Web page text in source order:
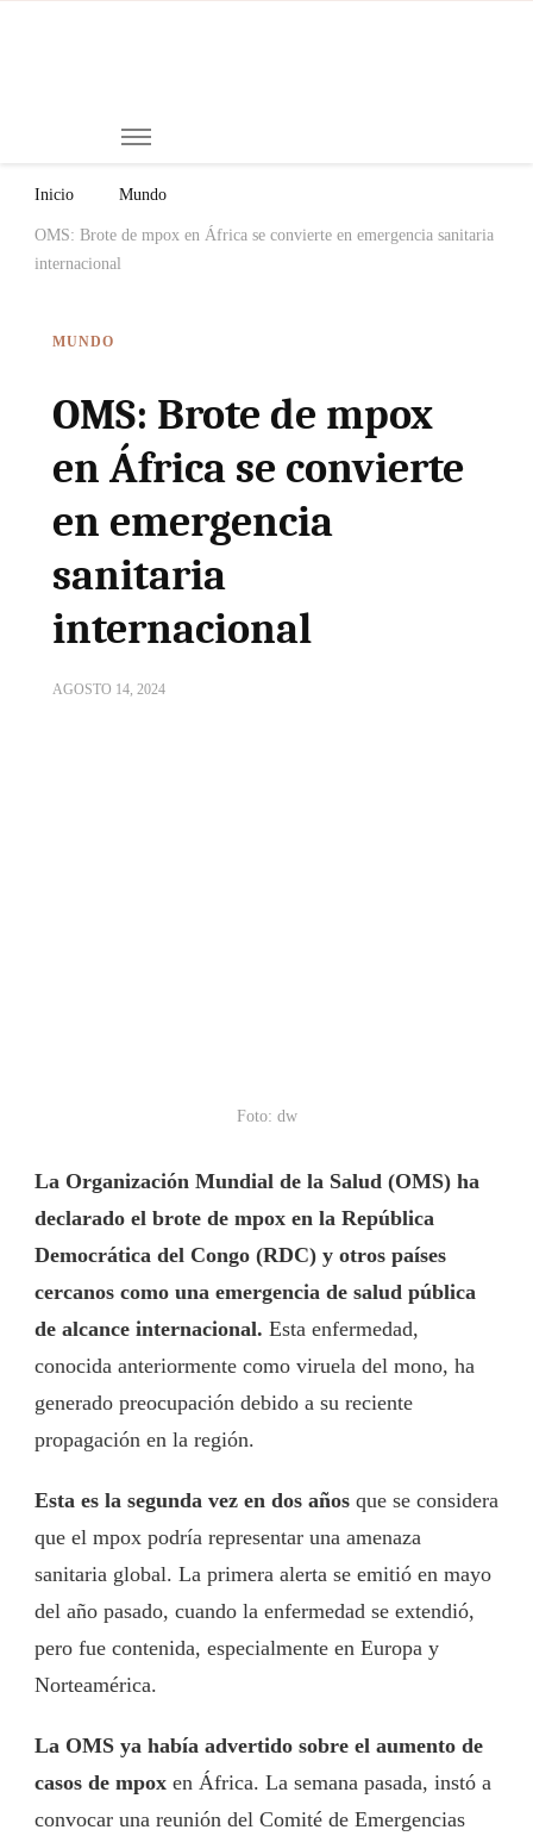
Inicio Mundo
OMS: Brote de mpox en África se convierte en emergencia sanitaria
internacional
MUNDO
OMS: Brote de mpox
en África se convierte
en emergencia
sanitaria
internacional
AGOSTO 14, 2024
Foto: dw
La Organización Mundial de la Salud (OMS) ha
declarado el brote de mpox en la República
Democrática del Congo (RDC) y otros países
cercanos como una emergencia de salud pública
de alcance internacional. Esta enfermedad,
conocida anteriormente como viruela del mono, ha
generado preocupación debido a su reciente
propagación en la región.
Esta es la segunda vez en dos años que se considera
que el mpox podría representar una amenaza
sanitaria global. La primera alerta se emitió en mayo
del año pasado, cuando la enfermedad se extendió,
pero fue contenida, especialmente en Europa y
Norteamérica.
La OMS ya había advertido sobre el aumento de
casos de mpox en África. La semana pasada, instó a
convocar una reunión del Comité de Emergencias